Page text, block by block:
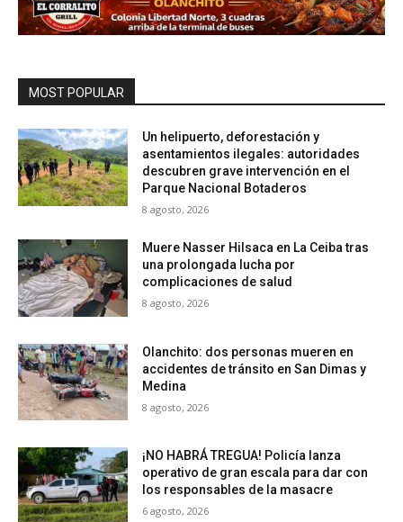
MOST POPULAR
Un helipuerto, deforestación y
asentamientos ilegales: autoridades
descubren grave intervención en el
Parque Nacional Botaderos
8 agosto, 2026
Muere Nasser Hilsaca en La Ceiba tras
una prolongada lucha por
complicaciones de salud
8 agosto, 2026
Olanchito: dos personas mueren en
accidentes de tránsito en San Dimas y
Medina
8 agosto, 2026
¡NO HABRÁ TREGUA! Policía lanza
operativo de gran escala para dar con
los responsables de la masacre
6 agosto, 2026